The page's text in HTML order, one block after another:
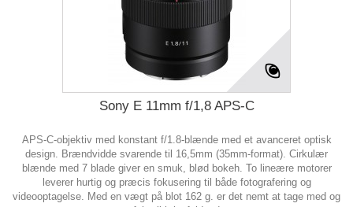
Sony E 11mm f/1,8 APS-C
APS-C-objektiv med konstant f/1.8-blænde med et avanceret optisk
design. Brændvidde svarende til 16,5mm (35mm-format). Cirkulær
blænde med 7 blade giver en smuk, blød bokeh. To lineære motorer
leverer hurtig og præcis fokusering til både fotografering og
videooptagelse. Med en vægt på blot 162 g. er det nemt at tage med og